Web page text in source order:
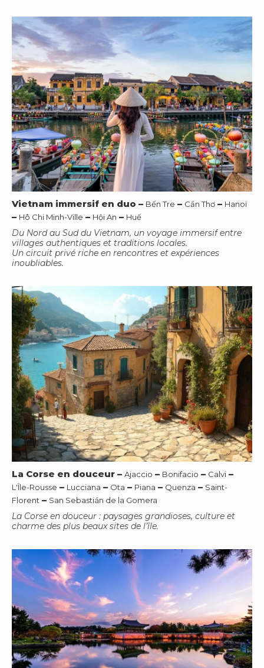
Vietnam immersif en duo – Bến Tre – Cần Thơ – Hanoï
– Hô Chi Minh-Ville – Hội An – Huế
Du Nord au Sud du Vietnam, un voyage immersif entre
villages authentiques et traditions locales.
Un circuit privé riche en rencontres et expériences
inoubliables.
La Corse en douceur – Ajaccio – Bonifacio – Calvi –
L'Île-Rousse – Lucciana – Ota – Piana – Quenza – Saint-
Florent – San Sebastián de la Gomera
La Corse en douceur : paysages grandioses, culture et
charme des plus beaux sites de l’île.